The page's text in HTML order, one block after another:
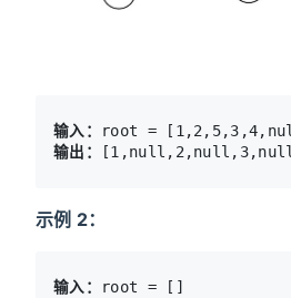
输入：
输出：
示例 2：
输入：